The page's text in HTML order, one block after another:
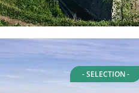
- SELECTION -